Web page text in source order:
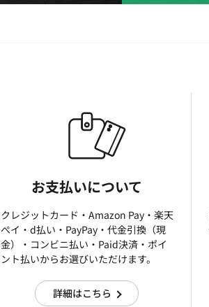
お支払いについて
クレジットカード・Amazon Pay・楽天
ぺイ・d払い・PayPay・代金引換（現
金）・コンビニ払い・Paid決済・ポイ
ント払いからお選びいただけます。
詳細はこちら